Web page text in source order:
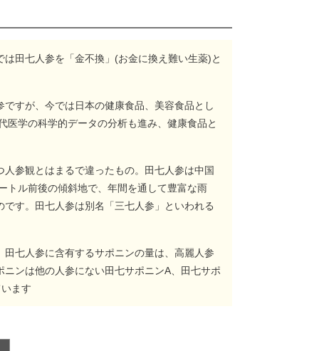
田七人参を「金不換」(お金に換え難い生薬)と
すが、今では日本の健康食品、美容食品とし
学の科学的データの分析も進み、健康食品と
参観とはまるで違ったもの。田七人参は中国
トル前後の傾斜地で、年間を通して豊富な雨
す。田七人参は別名「三七人参」といわれる
七人参に含有するサポニンの量は、高麗人参
ンは他の人参にない田七サポニンA、田七サポ
ます